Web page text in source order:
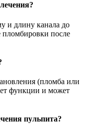
и длину канала до
пломбировки после
(пломба или
функции и может
пульпита?